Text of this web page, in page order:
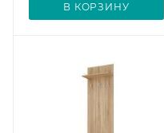
В КОРЗИНУ